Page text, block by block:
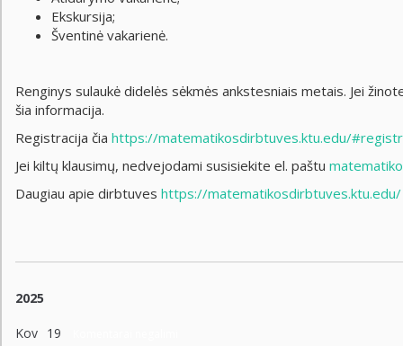
Ekskursija;
Šventinė vakarienė.
Renginys sulaukė didelės sėkmės ankstesniais metais. Jei
šia informacija.
Registracija čia https://matematikosdirbtuves.ktu.edu/
Jei kiltų klausimų, nedvejodami susisiekite el. paštu
Daugiau apie dirbtuves https://matematikosdirbtuves.ktu.edu/
2025
Kov 19